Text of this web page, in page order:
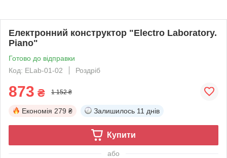
Електронний конструктор "Electro Laboratory.
Piano"
Готово до відправки
Код: ELab-01-02
Роздріб
873 ₴ 1 152 ₴
Економія 279 ₴ Залишилось 11 днів
Купити
або